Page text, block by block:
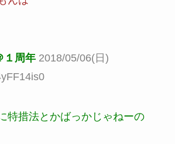
１周年 2018/05/06(日)
特措法とかばっかじゃねーの